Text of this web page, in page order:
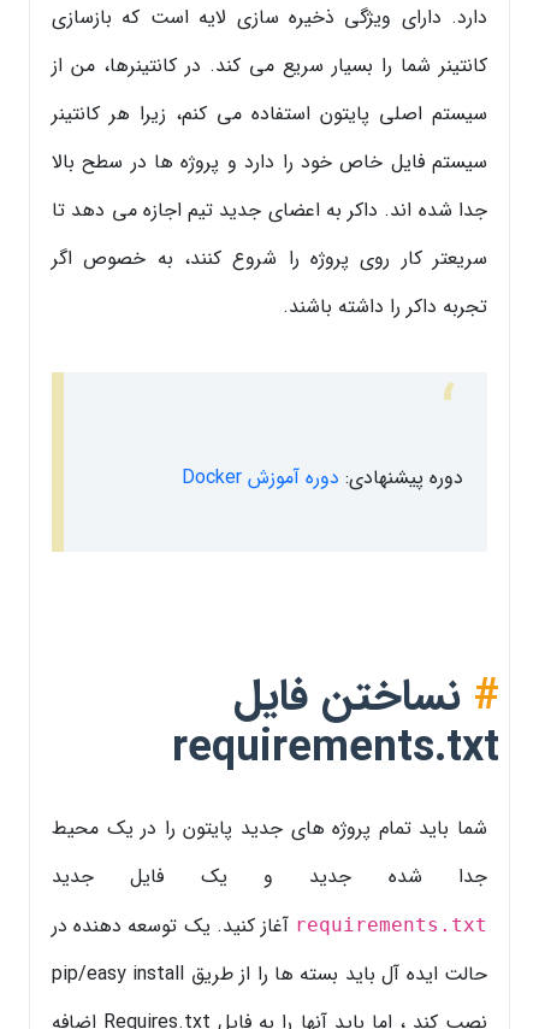
دارد. دارای ویژگی ذخیره سازی لایه است که بازسازی
کانتینر شما را بسیار سریع می کند. در کانتینرها، من از
سیستم اصلی پایتون استفاده می کنم، زیرا هر کانتینر
سیستم فایل خاص خود را دارد و پروژه ها در سطح بالا
جدا شده اند. داکر به اعضای جدید تیم اجازه می دهد تا
سریعتر کار روی پروژه را شروع کنند، به خصوص اگر
تجربه داکر را داشته باشند.
دوره پیشنهادی: دوره آموزش Docker
# نساختن فایل
requirements.txt
شما باید تمام پروژه های جدید پایتون را در یک محیط
جدا شده جدید و یک فایل جدید
requirements.txt آغاز کنید. یک توسعه دهنده در
حالت ایده آل باید بسته ها را از طریق pip/easy install
نصب کند ، اما باید آنها را به فایل Requires.txt اضافه